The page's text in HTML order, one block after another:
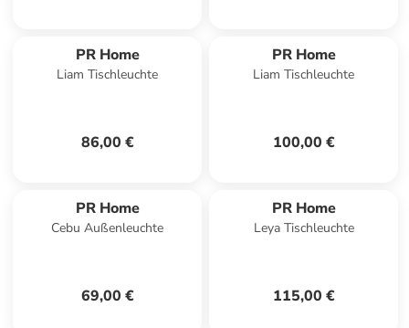
PR Home
Liam Tischleuchte
86,00 €
PR Home
Liam Tischleuchte
100,00 €
PR Home
Cebu Außenleuchte
69,00 €
PR Home
Leya Tischleuchte
115,00 €